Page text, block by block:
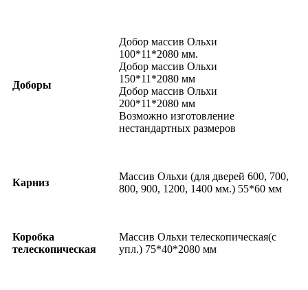
Доборы
Добор массив Ольхи
100*11*2080 мм.
Добор массив Ольхи
150*11*2080 мм
Добор массив Ольхи
200*11*2080 мм
Возможно изготовление
нестандартных размеров
Карниз
Массив Ольхи (для дверей 600, 700,
800, 900, 1200, 1400 мм.) 55*60 мм
Коробка
телескопическая
Массив Ольхи телескопическая(с
упл.) 75*40*2080 мм